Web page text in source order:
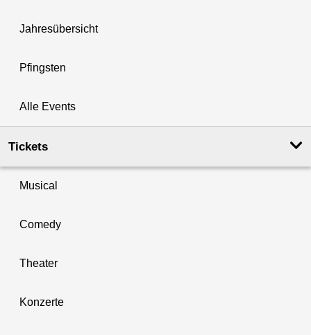
Jahresübersicht
Pfingsten
Alle Events
Tickets
Musical
Comedy
Theater
Konzerte